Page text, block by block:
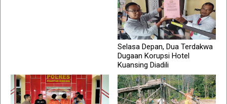
Selasa Depan, Dua Terdakwa
Dugaan Korupsi Hotel
Kuansing Diadili